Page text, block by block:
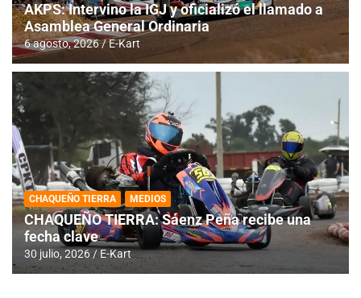
AKPS: Intervino la IGJ y oficializó el llamado a
Asamblea General Ordinaria
6 agosto, 2026 E-Kart
CHAQUEÑO TIERRA MEDIOS
CHAQUEÑO TIERRA: Sáenz Peña recibe una
fecha clave
30 julio, 2026 E-Kart